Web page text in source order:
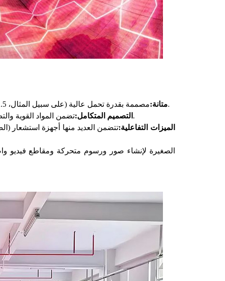
متانة:مصممة بقدرة تحمل عالية (على سبيل المثال، 1.5 طن/متر مربع)، مما يسمح للأشخاص بالمشي عليها دون حدوث أي ضرر.
التصميم المتكامل: تضمن المواد القوية والتصميم الهيكلي إمكانية الدوس عليها ووظيفتها كشاشة على مستوى الأرض.
الميزات التفاعلية:تتضمن العديد منها أجهزة استشعار